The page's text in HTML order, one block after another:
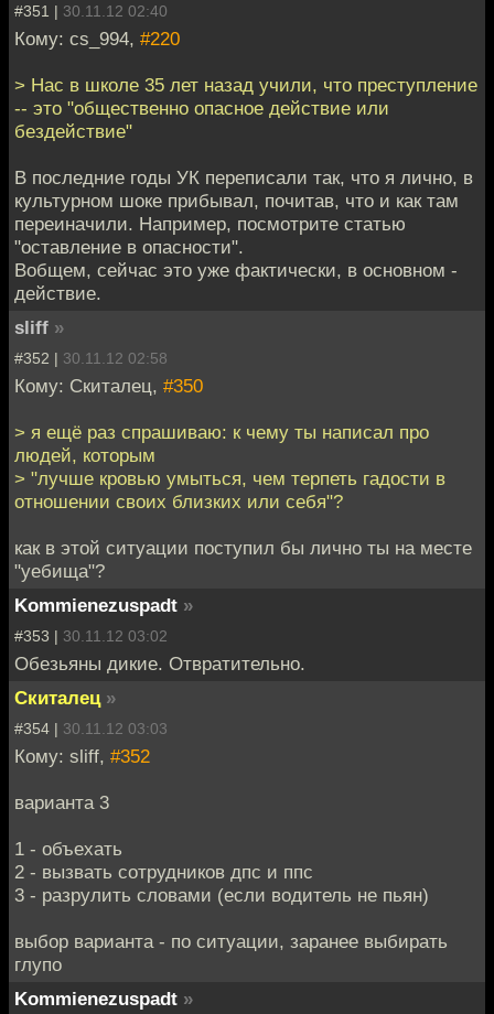
#351 | 30.11.12 02:40
Кому: cs_994, #220
> Нас в школе 35 лет назад учили, что преступление
-- это "общественно опасное действие или
бездействие"
В последние годы УК переписали так, что я лично, в
культурном шоке прибывал, почитав, что и как там
переиначили. Например, посмотрите статью
"оставление в опасности".
Вобщем, сейчас это уже фактически, в основном -
действие.
sliff »
#352 | 30.11.12 02:58
Кому: Скиталец, #350
> я ещё раз спрашиваю: к чему ты написал про
людей, которым
> "лучше кровью умыться, чем терпеть гадости в
отношении своих близких или себя"?
как в этой ситуации поступил бы лично ты на месте
"уебища"?
Kommienezuspadt »
#353 | 30.11.12 03:02
Обезьяны дикие. Отвратительно.
Скиталец »
#354 | 30.11.12 03:03
Кому: sliff, #352
варианта 3
1 - объехать
2 - вызвать сотрудников дпс и ппс
3 - разрулить словами (если водитель не пьян)
выбор варианта - по ситуации, заранее выбирать
глупо
Kommienezuspadt »